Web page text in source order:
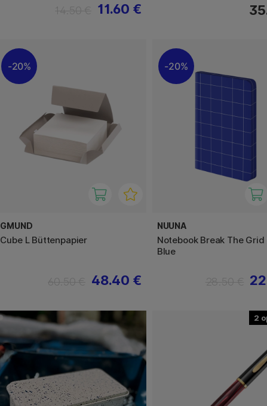
11.60 €
20%
GMUND
Cube L Büttenpapier
48.40 €
20%
NUUNA
Notebook Break The Grid
Blue
2